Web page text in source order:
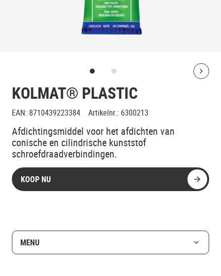
KOLMAT® PLASTIC
EAN: 8710439223384 Artikelnr.: 6300213
Afdichtingsmiddel voor het afdichten van
conische en cilindrische kunststof
schroefdraadverbindingen.
KOOP NU
MENU